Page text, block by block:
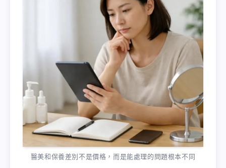
醫美和保養差別不是價格，而是能處理的問題根本不同